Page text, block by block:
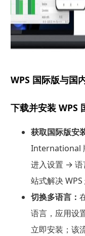
WPS 国际版与国
下载并安装 WPS
获取国际版安
International
进入设置 → 语
站式解决 WPS
切换多语言：
语言，应用设
立即安装；该